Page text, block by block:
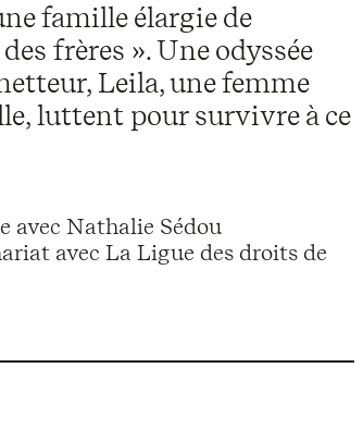
famille élargie de
frères ». Une odyssée
Leila, une femme
luttent pour survivre à ce
avec Nathalie Sédou
avec La Ligue des droits de